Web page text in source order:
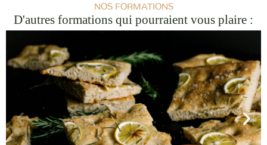
NOS FORMATIONS
D'autres formations qui pourraient vous plaire :